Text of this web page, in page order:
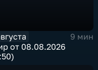
9 мин
от 08.08.2026